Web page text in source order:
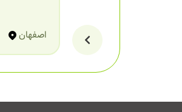
موافق این دیدگاه هستید؟
اصفهان